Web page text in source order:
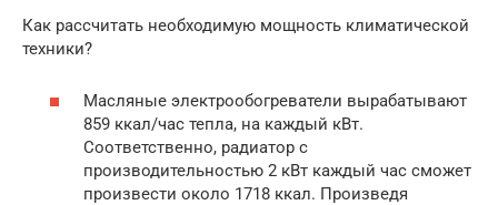
Как рассчитать необходимую мощность климатической
техники?
Масляные электрообогреватели вырабатывают
859 ккал/час тепла, на каждый кВт.
Соответственно, радиатор с
производительностью 2 кВт каждый час сможет
произвести около 1718 ккал. Произведя